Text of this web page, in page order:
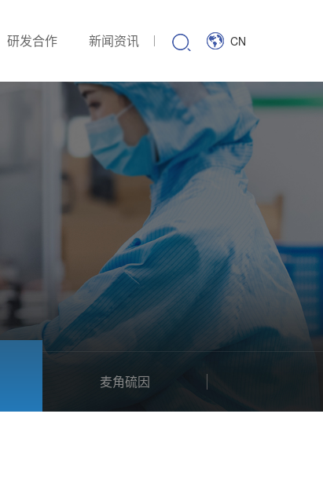
研发合作 新闻资讯 CN
麦角硫因